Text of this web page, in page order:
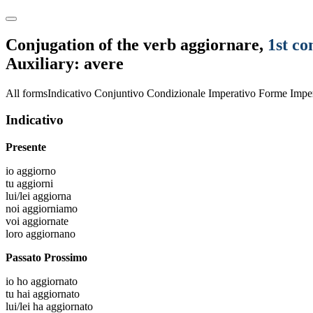
Conjugation of the verb aggiornare, 1st
Auxiliary: avere
All formsIndicativo Conjuntivo Condizionale Imperativo Forme
Indicativo
Presente
io aggiorno
tu aggiorni
lui/lei aggiorna
noi aggiorniamo
voi aggiornate
loro aggiornano
Passato Prossimo
io ho aggiornato
tu hai aggiornato
lui/lei ha aggiornato